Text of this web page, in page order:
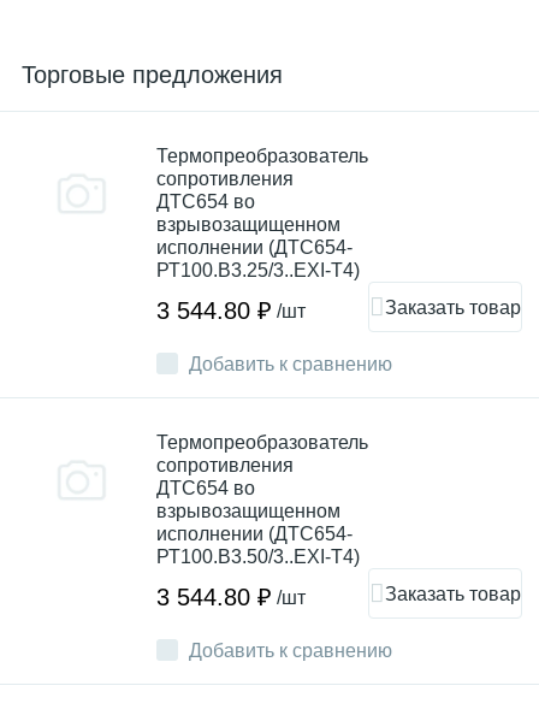
Торговые предложения
Добавить к сравнению
Термопреобразователь
сопротивления
ДТС654 во
взрывозащищенном
исполнении (ДТС654-
РТ100.В3.25/3..EXI-Т4)
3 544.80 ₽ /шт Заказать товар
Добавить к сравнению
Термопреобразователь
сопротивления
ДТС654 во
взрывозащищенном
исполнении (ДТС654-
РТ100.В3.50/3..EXI-Т4)
3 544.80 ₽ /шт Заказать товар